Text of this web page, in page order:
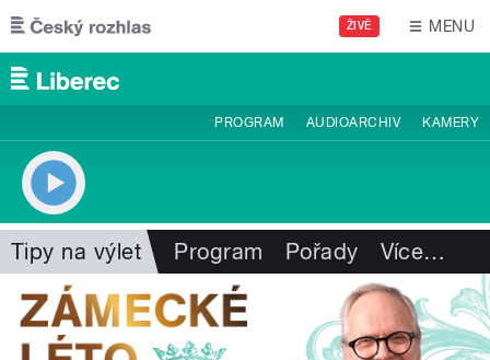
Přejít k hlavnímu obsahu
ŽIVĚ MENU
PROGRAM AUDIOARCHIV KAMERY
Tipy na výlet Program Pořady Více…